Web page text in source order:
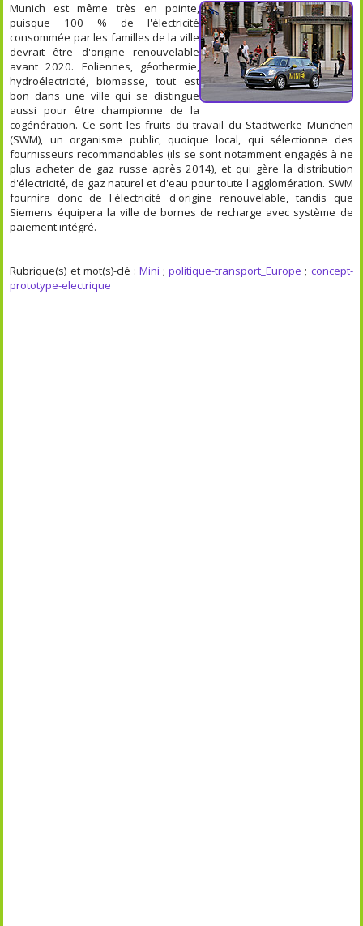
Munich est même très en pointe,
puisque 100 % de l'électricité
consommée par les familles de la ville
devrait être d'origine renouvelable
avant 2020. Eoliennes, géothermie,
hydroélectricité, biomasse, tout est
bon dans une ville qui se distingue
aussi pour être championne de la
cogénération. Ce sont les fruits du travail du Stadtwerke München
(SWM), un organisme public, quoique local, qui sélectionne des
fournisseurs recommandables (ils se sont notamment engagés à ne
plus acheter de gaz russe après 2014), et qui gère la distribution
d'électricité, de gaz naturel et d'eau pour toute l'agglomération. SWM
fournira donc de l'électricité d'origine renouvelable, tandis que
Siemens équipera la ville de bornes de recharge avec système de
paiement intégré.
Rubrique(s) et mot(s)-clé : Mini ;politique-transport_Europe ; concept-
prototype-electrique